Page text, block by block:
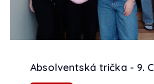
Absolventská trička - 9. C